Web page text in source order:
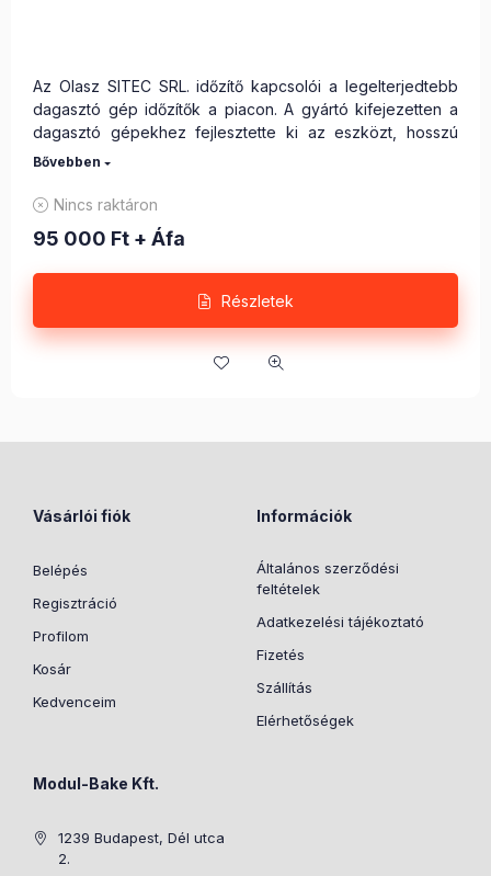
Az Olasz SITEC SRL. időzítő kapcsolói a legelterjedtebb
dagasztó gép időzítők a piacon. A gyártó kifejezetten a
dagasztó gépekhez fejlesztette ki az eszközt, hosszú
ideig bírja az ezzel járó terhelést, használata rendkívül
Beállítási tartomány: 0-20 perce
Az alsó digitális kijelző beállításkor mutatja a beállított
időt (perc : másodperc) később visszaszámolja a
Beépítési méret DIN72x144 mm
Tápfeszültség: 24V DC/AC
Nincs raktáron
95 000 Ft + Áfa
Részletek
Vásárlói fiók
Belépés
Regisztráció
Profilom
Kosár
Kedvenceim
Információk
Általános szerződési
feltételek
Adatkezelési tájékoztató
Fizetés
Szállítás
Elérhetőségek
Modul-Bake Kft.
1239 Budapest, Dél utca
2.